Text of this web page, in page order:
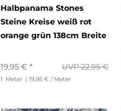
Halbpanama Stones
Steine Kreise weiß rot
orange grün 138cm Breite
UVP 22,95 €
19,95 € *
1 Meter | 19,95 € / Meter